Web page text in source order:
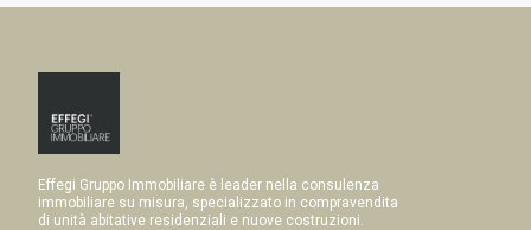
Effegi Gruppo Immobiliare è leader nella consulenza
immobiliare su misura, specializzato in compravendita
di unità abitative residenziali e nuove costruzioni.